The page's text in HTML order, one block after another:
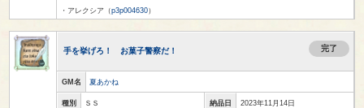
・アレクシア（p3p004630）
手を挙げろ！ お菓子警察だ！ 完了
GM名 夏あかね
種別 ＳＳ 納品日 2023年11月14日